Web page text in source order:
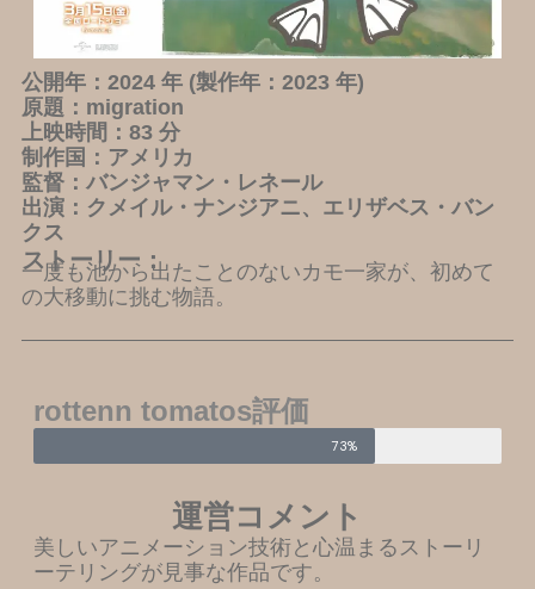
公開年：2024 年 (製作年：2023 年)
原題：migration
上映時間：83 分
制作国：アメリカ
監督：バンジャマン・レネール
出演：クメイル・ナンジアニ、エリザベス・バン
クス
ストーリー：
一度も池から出たことのないカモ一家が、初めて
の大移動に挑む物語。
rottenn tomatos評価
73%
運営コメント
美しいアニメーション技術と心温まるストーリ
ーテリングが見事な作品です。